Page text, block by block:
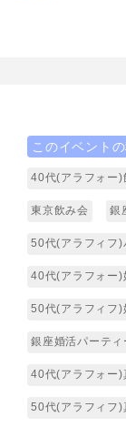
このイベント
40代(アラフォー)
東京飲み会 銀
50代(アラフィフ)
40代(アラフォー)
50代(アラフィフ)
銀座婚活パーティ
40代(アラフォー)
50代(アラフィフ)